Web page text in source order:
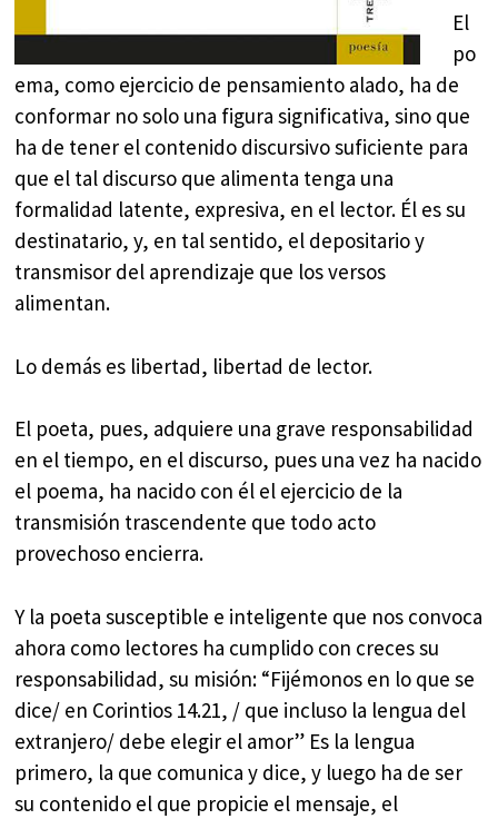
El
po
ema, como ejercicio de pensamiento alado, ha de
conformar no solo una figura significativa, sino que
ha de tener el contenido discursivo suficiente para
que el tal discurso que alimenta tenga una
formalidad latente, expresiva, en el lector. Él es su
destinatario, y, en tal sentido, el depositario y
transmisor del aprendizaje que los versos
alimentan.
Lo demás es libertad, libertad de lector.
El poeta, pues, adquiere una grave responsabilidad
en el tiempo, en el discurso, pues una vez ha nacido
el poema, ha nacido con él el ejercicio de la
transmisión trascendente que todo acto
provechoso encierra.
Y la poeta susceptible e inteligente que nos convoca
ahora como lectores ha cumplido con creces su
responsabilidad, su misión: “Fijémonos en lo que se
dice/ en Corintios 14.21, / que incluso la lengua del
extranjero/ debe elegir el amor” Es la lengua
primero, la que comunica y dice, y luego ha de ser
su contenido el que propicie el mensaje, el